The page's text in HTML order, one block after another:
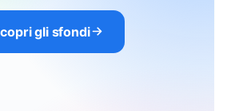
gli sfondi